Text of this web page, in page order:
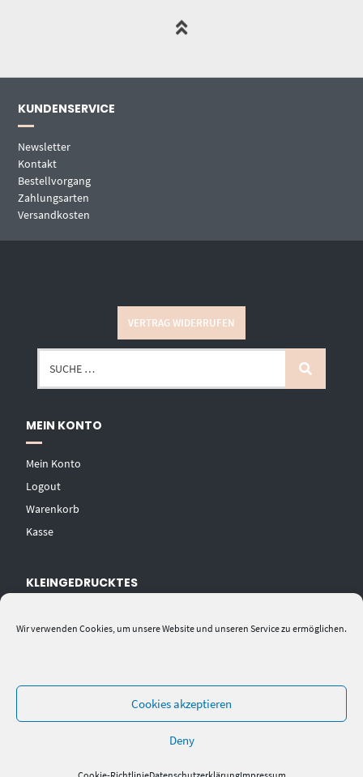
Wir verwenden Cookies, um unsere Website und unseren Service zu ermöglichen.
Cookies akzeptieren
Deny
KUNDENSERVICE
Newsletter
Kontakt
Bestellvorgang
Zahlungsarten
Versandkosten
VERTRAG WIDERRUFEN
MEIN KONTO
Mein Konto
Logout
Warenkorb
Kasse
KLEINGEDRUCKTES
Impressum